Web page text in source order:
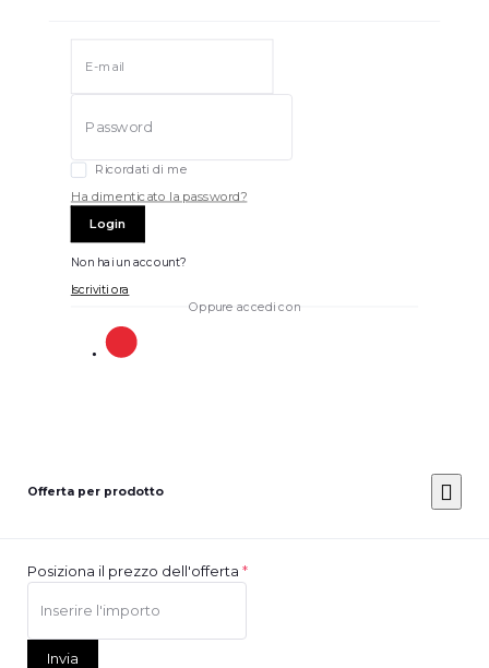
Ricordati di me
Ha dimenticato la password?
Login
Non hai un account?
Iscriviti ora
Oppure accedi con
Offerta per prodotto
Posiziona il prezzo dell'offerta *
Invia